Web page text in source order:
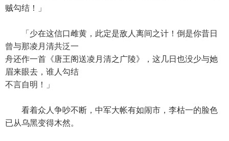
贼勾结！」
「少在这信口雌黄，此定是敌人离间之计！倒是你昔日
曾与那凌月清共泛一
舟还作一首《唐王阁送凌月清之广陵》，这几日也没少与她
眉来眼去，谁人勾结
不言自明！」
看着众人争吵不断，中军大帐有如闹市，李枯一的脸色
已从乌黑变得木然。